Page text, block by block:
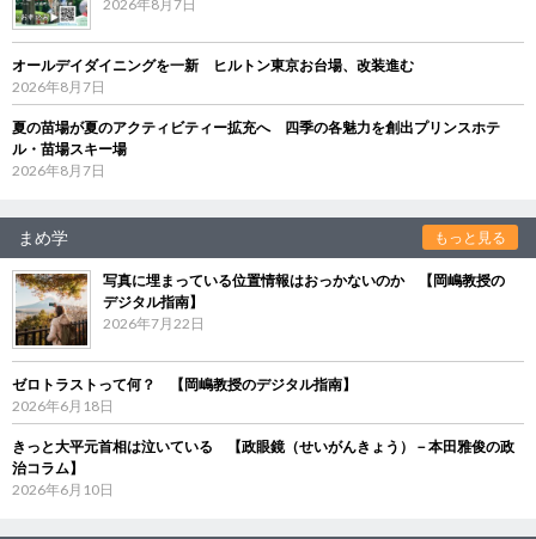
2026年8月7日
オールデイダイニングを一新 ヒルトン東京お台場、改装進む
2026年8月7日
夏の苗場が夏のアクティビティー拡充へ 四季の各魅力を創出プリンスホテ
ル・苗場スキー場
2026年8月7日
まめ学 もっと見る
写真に埋まっている位置情報はおっかないのか 【岡嶋教授の
デジタル指南】
2026年7月22日
ゼロトラストって何？ 【岡嶋教授のデジタル指南】
2026年6月18日
きっと大平元首相は泣いている 【政眼鏡（せいがんきょう）－本田雅俊の政
治コラム】
2026年6月10日